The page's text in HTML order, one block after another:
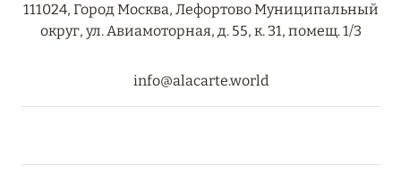
Подробнее
111024, Город Москва, Лефортово Муниципальный
округ, ул. Авиамоторная, д. 55, к. 31, помещ. 1/3
info@alacarte.world